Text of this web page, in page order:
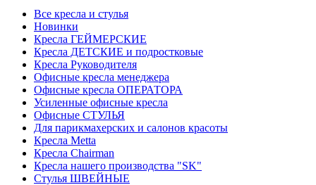
Все кресла и стулья
Новинки
Кресла ГЕЙМЕРСКИЕ
Кресла ДЕТСКИЕ и подростковые
Кресла Руководителя
Офисные кресла менеджера
Офисные кресла ОПЕРАТОРА
Усиленные офисные кресла
Офисные СТУЛЬЯ
Для парикмахерских и салонов красоты
Кресла Metta
Кресла Chairman
Кресла нашего производства "SK"
Стулья ШВЕЙНЫЕ